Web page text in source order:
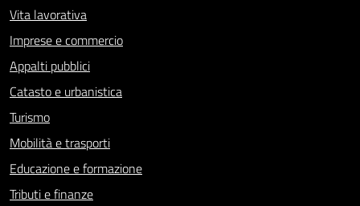
Vita lavorativa
Imprese e commercio
Appalti pubblici
Catasto e urbanistica
Turismo
Mobilità e trasporti
Educazione e formazione
Tributi e finanze